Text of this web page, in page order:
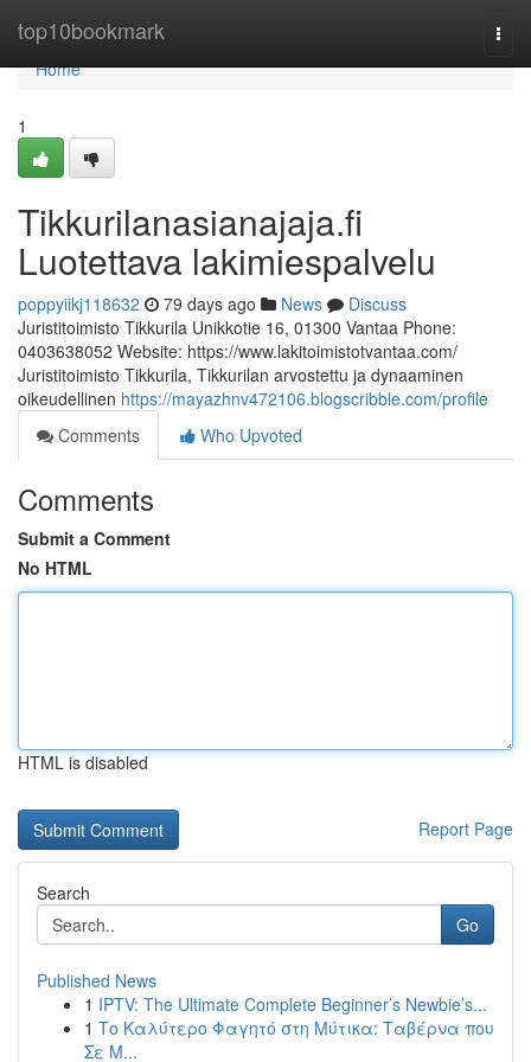
top10bookmark
Home
Home
1
Tikkurilanasianajaja.fi
Luotettava lakimiespalvelu
poppyiikj118632 79 days ago News
Discuss
Juristitoimisto Tikkurila Unikkotie 16, 01300 Vantaa Phone:
0403638052 Website: https://www.lakitoimistotvantaa.com/
Juristitoimisto Tikkurila, Tikkurilan arvostettu ja dynaaminen
oikeudellinen https://mayazhnv472106.blogscribble.com/profile
Comments
Who Upvoted
Comments
Submit a Comment
No HTML
HTML is disabled
Report Page
Search
Go
Published News
1 IPTV: The Ultimate Complete Beginner’s Newbie’s...
1 Το Καλύτερο Φαγητό στη Μύτικα: Ταβέρνα που
Σε Μ...